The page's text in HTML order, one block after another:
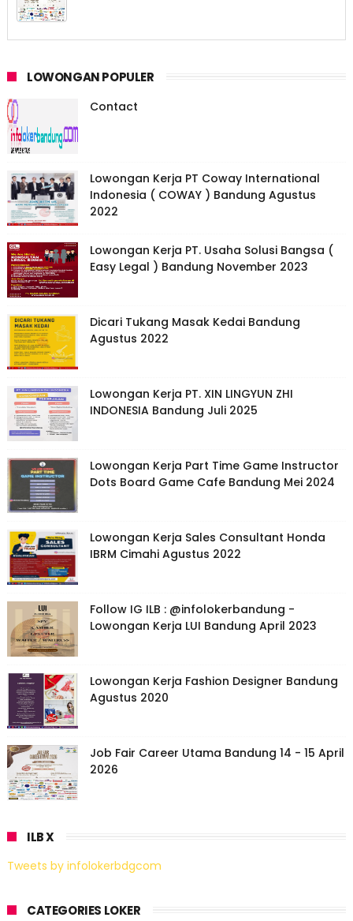
LOWONGAN POPULER
Contact
Lowongan Kerja PT Coway International
Indonesia ( COWAY ) Bandung Agustus
2022
Lowongan Kerja PT. Usaha Solusi Bangsa (
Easy Legal ) Bandung November 2023
Dicari Tukang Masak Kedai Bandung
Agustus 2022
Lowongan Kerja PT. XIN LINGYUN ZHI
INDONESIA Bandung Juli 2025
Lowongan Kerja Part Time Game Instructor
Dots Board Game Cafe Bandung Mei 2024
Lowongan Kerja Sales Consultant Honda
IBRM Cimahi Agustus 2022
Follow IG ILB : @infolokerbandung -
Lowongan Kerja LUI Bandung April 2023
Lowongan Kerja Fashion Designer Bandung
Agustus 2020
Job Fair Career Utama Bandung 14 - 15 April
2026
ILB X
Tweets by infolokerbdgcom
CATEGORIES LOKER